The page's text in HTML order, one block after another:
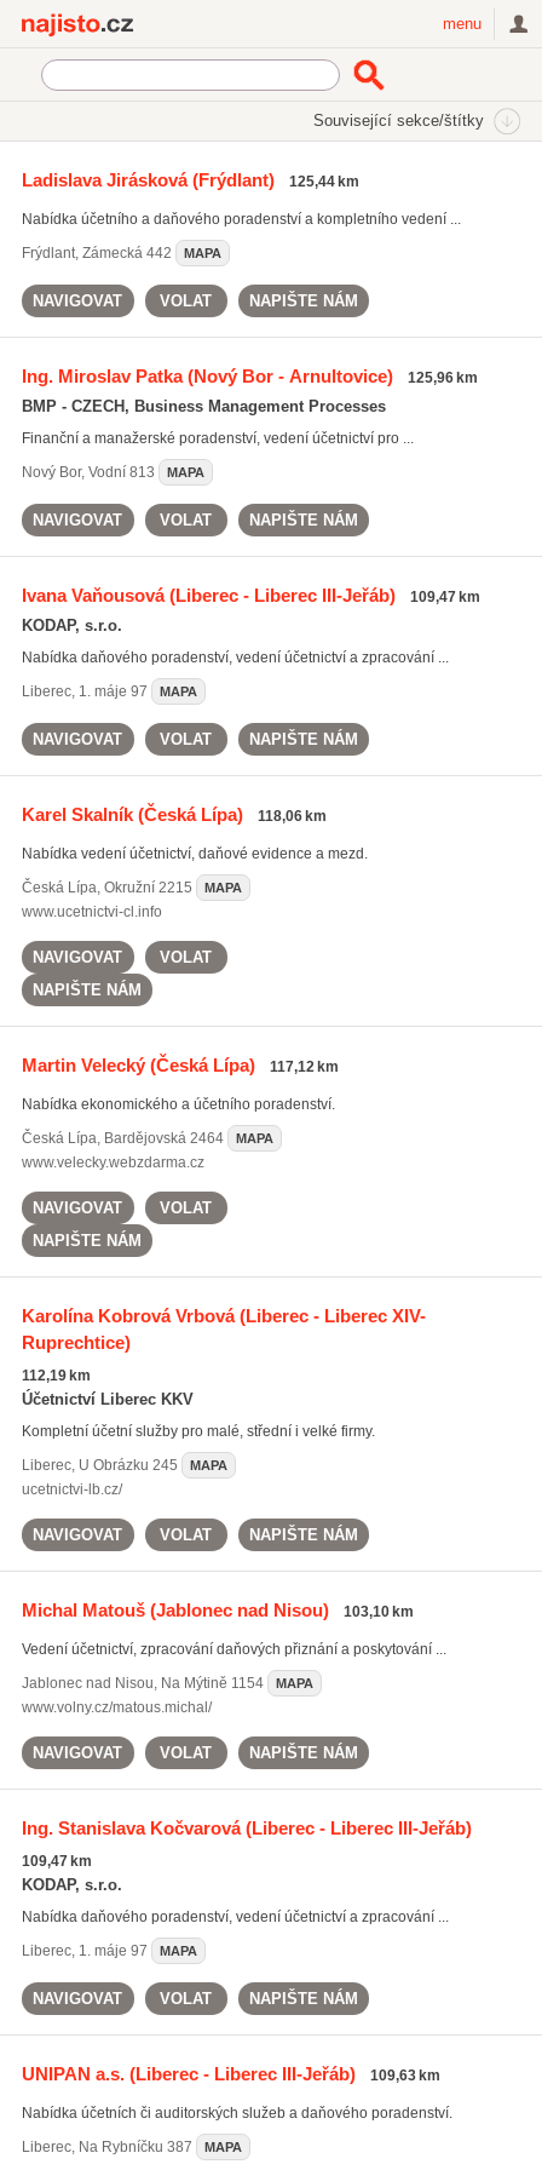
menu
Související sekce/štítky
externí vedení účetnictví(6406)
daňová evidence(4958)
Všechny související štítky
Ladislava Jirásková(Frýdlant) 125,44 km
Nabídka účetního a daňového poradenství a kompletního vedení ...
Frýdlant, Zámecká 442 MAPA
NAVIGOVAT VOLAT NAPIŠTE NÁM
Ing. Miroslav Patka(Nový Bor - Arnultovice) 125,96 km
BMP - CZECH, Business Management Processes
Finanční a manažerské poradenství, vedení účetnictví pro ...
Nový Bor, Vodní 813 MAPA
NAVIGOVAT VOLAT NAPIŠTE NÁM
Ivana Vaňousová(Liberec - Liberec III-Jeřáb) 109,47 km
KODAP, s.r.o.
Nabídka daňového poradenství, vedení účetnictví a zpracování ...
Liberec, 1. máje 97 MAPA
NAVIGOVAT VOLAT NAPIŠTE NÁM
Karel Skalník(Česká Lípa) 118,06 km
Nabídka vedení účetnictví, daňové evidence a mezd.
Česká Lípa, Okružní 2215 MAPA
www.ucetnictvi-cl.info
NAVIGOVAT
VOLAT
NAPIŠTE NÁM
Martin Velecký(Česká Lípa) 117,12 km
Nabídka ekonomického a účetního poradenství.
Česká Lípa, Bardějovská 2464 MAPA
www.velecky.webzdarma.cz
NAVIGOVAT
VOLAT
NAPIŠTE NÁM
Karolína Kobrová Vrbová(Liberec - Liberec XIV-
Ruprechtice)
112,19 km
Účetnictví Liberec KKV
Kompletní účetní služby pro malé, střední i velké firmy.
Liberec, U Obrázku 245 MAPA
ucetnictvi-lb.cz/
NAVIGOVAT VOLAT NAPIŠTE NÁM
Michal Matouš(Jablonec nad Nisou) 103,10 km
Vedení účetnictví, zpracování daňových přiznání a poskytování ...
Jablonec nad Nisou, Na Mýtině 1154 MAPA
www.volny.cz/matous.michal/
NAVIGOVAT VOLAT NAPIŠTE NÁM
Ing. Stanislava Kočvarová(Liberec - Liberec III-Jeřáb)
109,47 km
KODAP, s.r.o.
Nabídka daňového poradenství, vedení účetnictví a zpracování ...
Liberec, 1. máje 97 MAPA
NAVIGOVAT VOLAT NAPIŠTE NÁM
UNIPAN a.s.(Liberec - Liberec III-Jeřáb) 109,63 km
Nabídka účetních či auditorských služeb a daňového poradenství.
Liberec, Na Rybníčku 387 MAPA